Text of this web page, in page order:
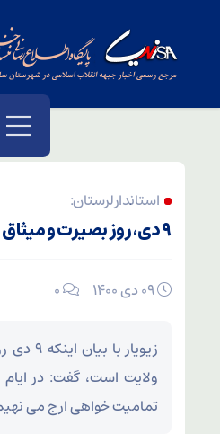
استاندار لرستان:
۹ دی، روز بصیرت و میثاق با ولایت است
۰
زیویار
ولایت است، گفت: در ایام
تمامیت خواهی ارج می